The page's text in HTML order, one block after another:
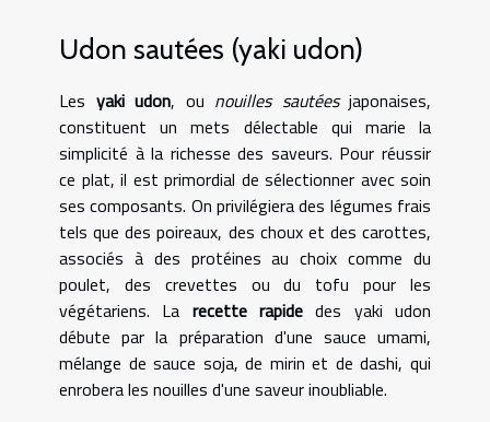
Udon sautées (yaki udon)
Les yaki udon, ou nouilles sautéesjaponaises,
constituent un mets délectable qui marie la
simplicité à la richesse des saveurs. Pour réussir
ce plat, il est primordial de sélectionner avec soin
ses composants. On privilégiera des légumes frais
tels que des poireaux, des choux et des carottes,
associés à des protéines au choix comme du
poulet, des crevettes ou du tofu pour les
végétariens. La recette rapide des yaki udon
débute par la préparation d'une sauce umami,
mélange de sauce soja, de mirin et de dashi, qui
enrobera les nouilles d'une saveur inoubliable.